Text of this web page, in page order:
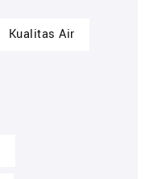
Kualitas Air